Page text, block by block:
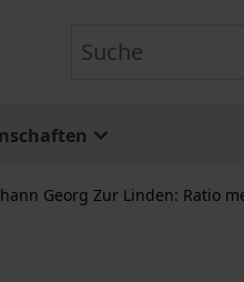
Georg Zur Linden: Ratio